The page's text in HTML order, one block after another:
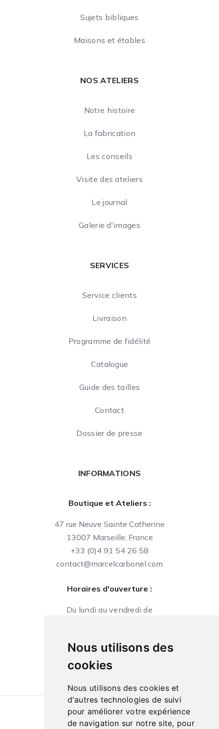
Nous utilisons des
cookies
Nous utilisons des cookies et
d'autres technologies de suivi
pour améliorer votre expérience
de navigation sur notre site, pour
Sujets bibliques
Maisons et étables
NOS ATELIERS
Notre histoire
La fabrication
Les conseils
Visite des ateliers
Le journal
Galerie d'images
SERVICES
Service clients
Livraison
Programme de fidélité
Catalogue
Guide des tailles
Contact
Dossier de presse
INFORMATIONS
Boutique et Ateliers :
47 rue Neuve Sainte Catherine
13007 Marseille, France
+33 (0)4 91 54 26 58
contact@marcelcarbonel.com
Horaires d'ouverture :
Du lundi au vendredi de
10h à 13h et de 14h à 18h
Conditions générales de ventes |